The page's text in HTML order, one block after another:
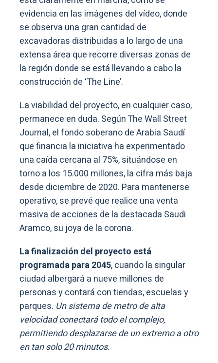
evidencia en las imágenes del vídeo, donde
se observa una gran cantidad de
excavadoras distribuidas a lo largo de una
extensa área que recorre diversas zonas de
la región donde se está llevando a cabo la
construcción de ‘The Line’.
La viabilidad del proyecto, en cualquier caso,
permanece en duda. Según The Wall Street
Journal, el fondo soberano de Arabia Saudí
que financia la iniciativa ha experimentado
una caída cercana al 75%, situándose en
torno a los 15.000 millones, la cifra más baja
desde diciembre de 2020. Para mantenerse
operativo, se prevé que realice una venta
masiva de acciones de la destacada Saudi
Aramco, su joya de la corona.
La finalización del proyecto está
programada para 2045, cuando la singular
ciudad albergará a nueve millones de
personas y contará con tiendas, escuelas y
parques. Un sistema de metro de alta
velocidad conectará todo el complejo,
permitiendo desplazarse de un extremo a otro
en tan solo 20 minutos.